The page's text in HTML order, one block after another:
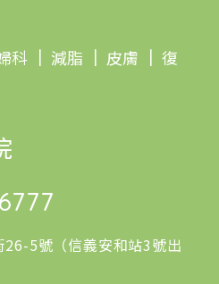
科 ｜ 減脂 ｜ 皮膚 ｜ 復
5號（信義安和站3號出